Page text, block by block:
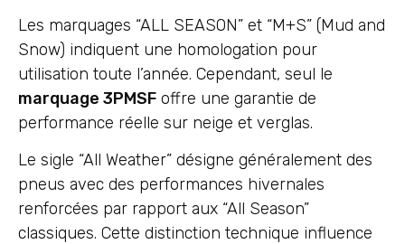
Les marquages “ALL SEASON” et “M+S” (Mud and
Snow) indiquent une homologation pour
utilisation toute l’année. Cependant, seul le
marquage 3PMSF offre une garantie de
performance réelle sur neige et verglas.
Le sigle “All Weather” désigne généralement des
pneus avec des performances hivernales
renforcées par rapport aux “All Season”
classiques. Cette distinction technique influence